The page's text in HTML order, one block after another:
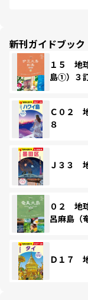
新刊ガイドブック
１５ 地
島①）３
Ｃ０２
８
Ｊ３３
０２ 地
呂麻島（
Ｄ１７